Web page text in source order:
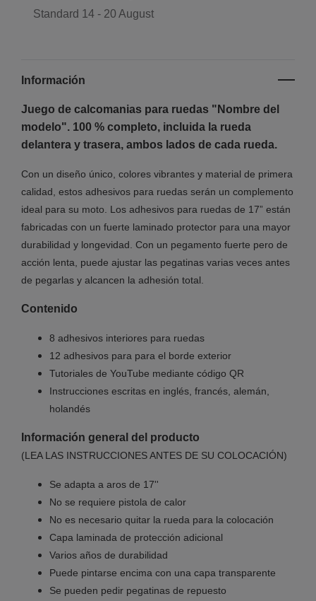
Standard 14 - 20 August
Información
Juego de calcomanias para ruedas "Nombre del
modelo". 100 % completo, incluida la rueda
delantera y trasera, ambos lados de cada rueda.
Con un diseño único, colores vibrantes y material de primera
calidad, estos adhesivos para ruedas serán un complemento
ideal para su moto. Los adhesivos para ruedas de 17” están
fabricadas con un fuerte laminado protector para una mayor
durabilidad y longevidad. Con un pegamento fuerte pero de
acción lenta, puede ajustar las pegatinas varias veces antes
de pegarlas y alcancen la adhesión total.
Contenido
8 adhesivos interiores para ruedas
12 adhesivos para para el borde exterior
Tutoriales de YouTube mediante código QR
Instrucciones escritas en inglés, francés, alemán,
holandés
Información general del producto
(LEA LAS INSTRUCCIONES ANTES DE SU COLOCACIÓN)
Se adapta a aros de 17''
No se requiere pistola de calor
No es necesario quitar la rueda para la colocación
Capa laminada de protección adicional
Varios años de durabilidad
Puede pintarse encima con una capa transparente
Se pueden pedir pegatinas de repuesto